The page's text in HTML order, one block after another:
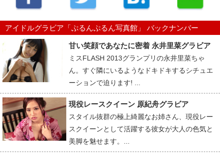
アイドルグラビア「ぷるんぷるん写真館」 バックナンバー
甘い笑顔であなたに密着 永井里菜グラビア
ミスFLASH 2013グランプリの永井里菜ちゃ
ん。すぐ隣にいるようなドキドキするシチュエ
ーションで迫ります! ...
現役レースクイーン 原紀舟グラビア
スタイル抜群の極上綺麗なお姉さん、現役レー
スクイーンとして活躍する彼女が大人の色気と
美脚を魅せます。...